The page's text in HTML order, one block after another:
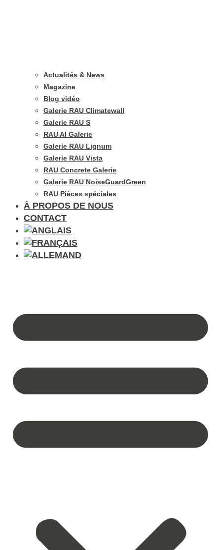
Actualités & News
Magazine
Blog vidéo
Galerie RAU Climatewall
Galerie RAU S
RAU Al Galerie
Galerie RAU Lignum
Galerie RAU Vista
RAU Concrete Galerie
Galerie RAU NoiseGuardGreen
RAU Pièces spéciales
À PROPOS DE NOUS
CONTACT